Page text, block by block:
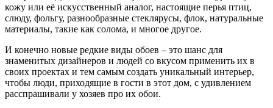
кожу или её искусственный аналог, настоящие перья птиц,
слюду, фольгу, разнообразные стеклярусы, флок, натуральные
материалы, такие как солома, и многое другое.
И конечно новые редкие виды обоев – это шанс для
знаменитых дизайнеров и людей со вкусом применить их в
своих проектах и тем самым создать уникальный интерьер,
чтобы люди, приходящие в гости в этот дом, с удивлением
расспрашивали у хозяев про их обои.